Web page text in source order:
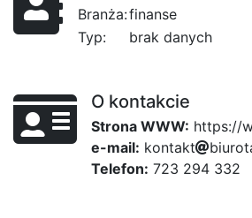
Branża:finanse
Typ:
brak danych
O kontakcie
Strona WWW: https://
e-mail: ko57
n7
takt biurot
Telefon: 723 294 332